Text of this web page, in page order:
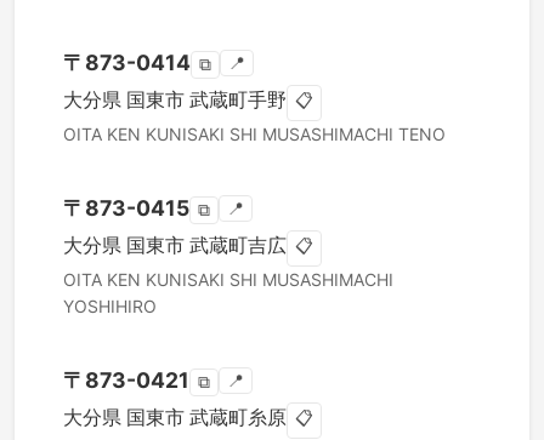
〒 873-0414 ⧉ 📍
大分県 国東市 武蔵町手野 📋
OITA KEN KUNISAKI SHI MUSASHIMACHI TENO
〒 873-0415 ⧉ 📍
大分県 国東市 武蔵町吉広 📋
OITA KEN KUNISAKI SHI MUSASHIMACHI
YOSHIHIRO
〒 873-0421 ⧉ 📍
大分県 国東市 武蔵町糸原 📋